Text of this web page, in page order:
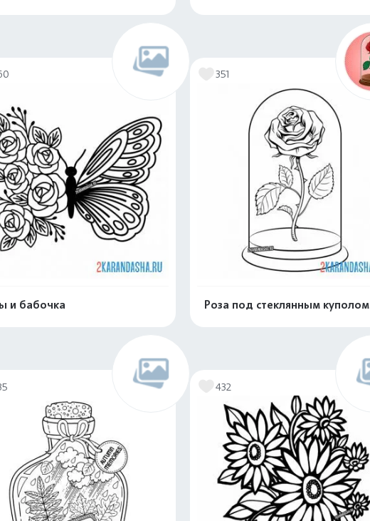
Распечатать и скачать
и бабочка
351
Роза под стеклянным куполом
432